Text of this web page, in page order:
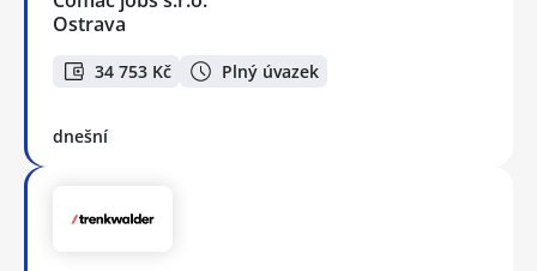
Ostrava
34 753 Kč Plný úvazek
dnešní